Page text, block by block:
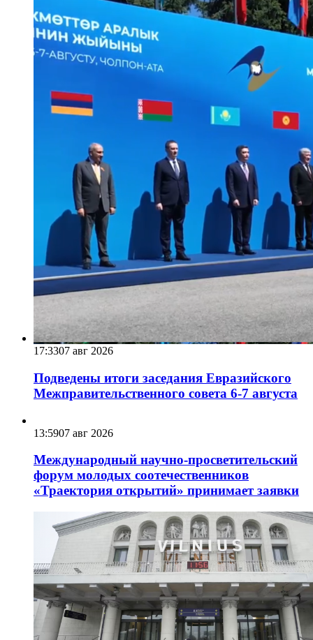
17:3307 авг 2026
Подведены итоги заседания Евразийского
Межправительственного совета 6-7 августа
13:5907 авг 2026
Международный научно-просветительский
форум молодых соотечественников
«Траектория открытий» принимает заявки